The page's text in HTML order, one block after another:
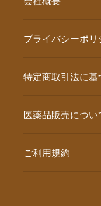
プライバシーポリ
特定商取引法に基
医薬品販売につい
ご利用規約